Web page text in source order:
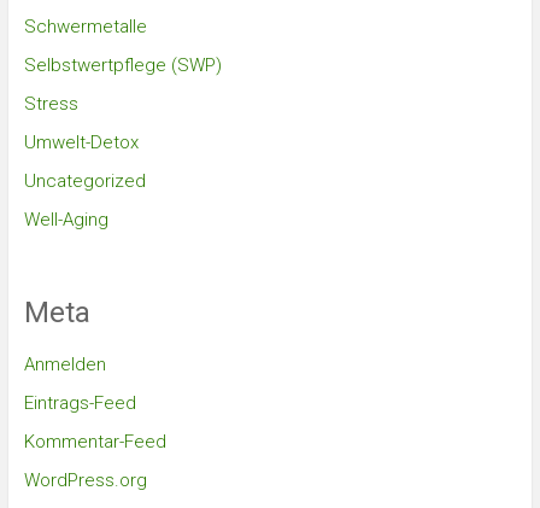
Schwermetalle
Selbstwertpflege (SWP)
Stress
Umwelt-Detox
Uncategorized
Well-Aging
Meta
Anmelden
Eintrags-Feed
Kommentar-Feed
WordPress.org